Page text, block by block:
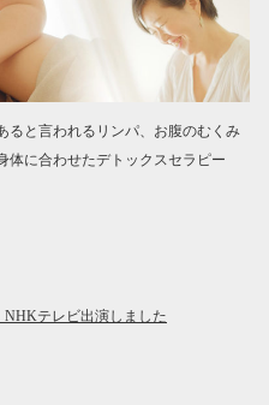
ると言われるリンパ、お腹のむくみ
体に合わせたデトックスセラピー
NHKテレビ出演しました